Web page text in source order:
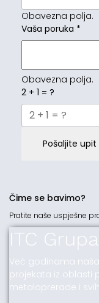
Obavezna polja.
Vaša poruka *
Obavezna polja.
2 + 1 = ?
Pošaljite upit
Čime se bavimo?
Pratite naše uspješne
ITC
Već godinama
projekata iz oblasti
metaloprerade i